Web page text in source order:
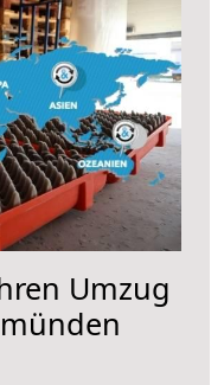
Umzug